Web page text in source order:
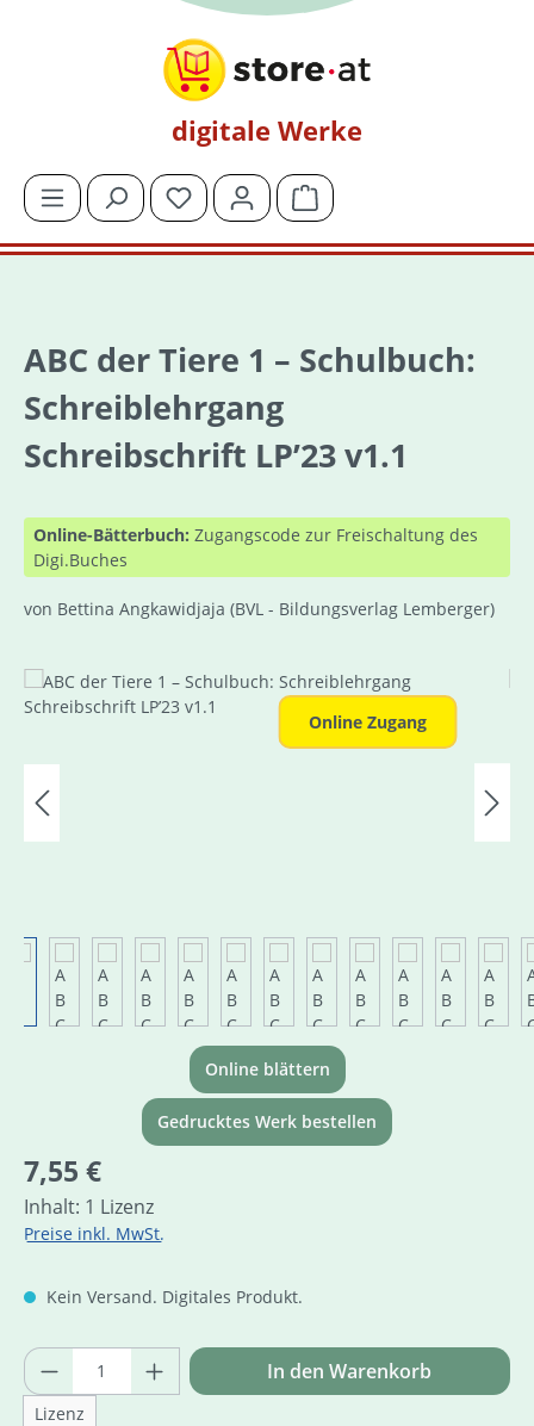
digitale Werke
Du hast 0 Produkte auf dem Merkzettel
Warenkorb enthält 0
ABC der Tiere 1 – Schulbuch:
Schreiblehrgang
Schreibschrift LP’23 v1.1
Online-Bätterbuch: Zugangscode zur Freischaltung des
Digi.Buches
von Bettina Angkawidjaja (BVL - Bildungsverlag Lemberger)
Bildergalerie überspringen
Online Zugang
Online blättern
Gedrucktes Werk bestellen
Regulärer Preis:
7,55 €
Inhalt: 1 Lizenz
Preise inkl. MwSt.
Kein Versand. Digitales Produkt.
Produkt Anzahl: Gib den gewünschten
Lizenz
In den Warenkorb